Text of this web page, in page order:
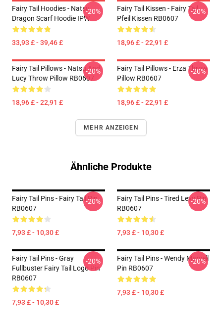
Fairy Tail Hoodies - Natsu
Dragon Scarf Hoodie IPW
33,93 £ - 39,46 £
-20%
Fairy Tail Kissen - Fairy Tail
Pfeil Kissen RB0607
18,96 £ - 22,91 £
-20%
Fairy Tail Pillows - Natsu And
Lucy Throw Pillow RB0607
18,96 £ - 22,91 £
-20%
Fairy Tail Pillows - Erza Throw
Pillow RB0607
18,96 £ - 22,91 £
-20%
MEHR ANZEIGEN
Ähnliche Produkte
Fairy Tail Pins - Fairy Tail Pin
RB0607
7,93 £ - 10,30 £
-20%
Fairy Tail Pins - Tired Levy Pin
RB0607
7,93 £ - 10,30 £
-20%
Fairy Tail Pins - Gray
Fullbuster Fairy Tail Logo Pin
RB0607
7,93 £ - 10,30 £
-20%
Fairy Tail Pins - Wendy Marvell
Pin RB0607
7,93 £ - 10,30 £
-20%